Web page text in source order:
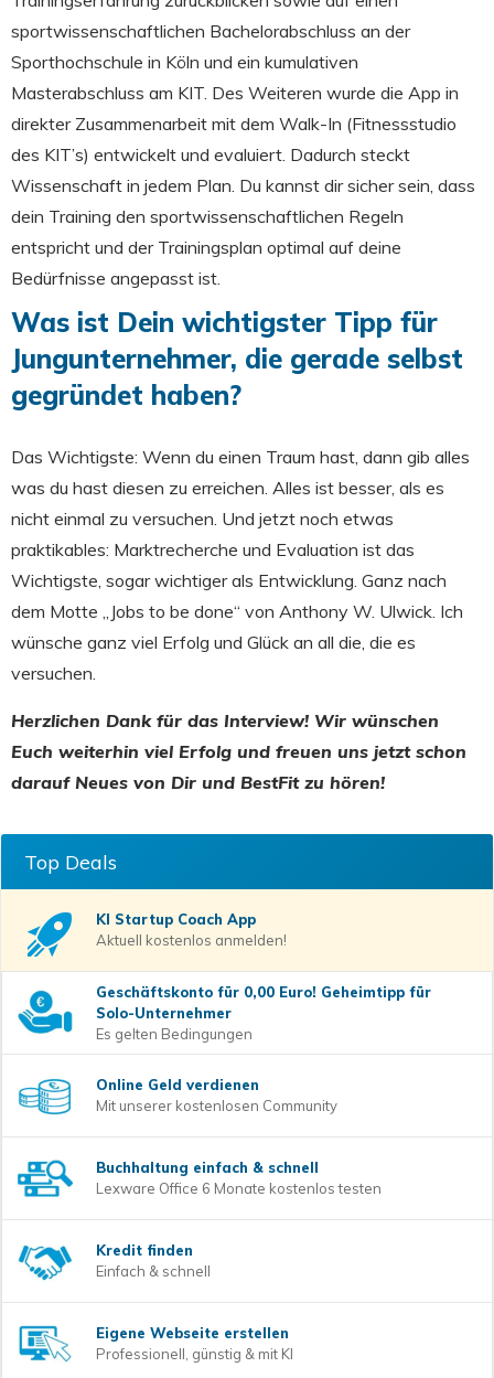
sportwissenschaftlichen Bachelorabschluss an der
Sporthochschule in Köln und ein kumulativen
Masterabschluss am KIT. Des Weiteren wurde die App in
direkter Zusammenarbeit mit dem Walk-In (Fitnessstudio
des KIT’s) entwickelt und evaluiert. Dadurch steckt
Wissenschaft in jedem Plan. Du kannst dir sicher sein, dass
dein Training den sportwissenschaftlichen Regeln
entspricht und der Trainingsplan optimal auf deine
Bedürfnisse angepasst ist.
Was ist Dein wichtigster Tipp für
Jungunternehmer, die gerade selbst
gegründet haben?
Das Wichtigste: Wenn du einen Traum hast, dann gib alles
was du hast diesen zu erreichen. Alles ist besser, als es
nicht einmal zu versuchen. Und jetzt noch etwas
praktikables: Marktrecherche und Evaluation ist das
Wichtigste, sogar wichtiger als Entwicklung. Ganz nach
dem Motte „Jobs to be done“ von Anthony W. Ulwick. Ich
wünsche ganz viel Erfolg und Glück an all die, die es
versuchen.
Herzlichen Dank für das Interview! Wir wünschen
Euch weiterhin viel Erfolg und freuen uns jetzt schon
darauf Neues von Dir und BestFitzu hören!
Top Deals
KI Startup Coach App
Aktuell kostenlos anmelden!
Geschäftskonto für 0,00 Euro! Geheimtipp für
Solo-Unternehmer
Es gelten Bedingungen
Online Geld verdienen
Mit unserer kostenlosen Community
Buchhaltung einfach & schnell
Lexware Office 6 Monate kostenlos testen
Kredit finden
Einfach & schnell
Eigene Webseite erstellen
Professionell, günstig & mit KI